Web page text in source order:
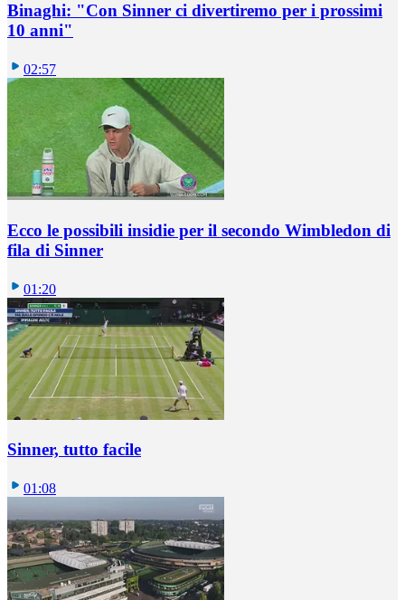
Binaghi: "Con Sinner ci divertiremo per i prossimi
10 anni"
02:57
Ecco le possibili insidie per il secondo Wimbledon di
fila di Sinner
01:20
Sinner, tutto facile
01:08